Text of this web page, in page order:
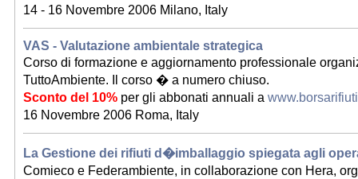
14 - 16 Novembre 2006 Milano, Italy
VAS - Valutazione ambientale strategica
Corso di formazione e aggiornamento professionale
TuttoAmbiente. Il corso � a numero chiuso.
Sconto del 10% per gli abbonati annuali a
16 Novembre 2006 Roma, Italy
La Gestione dei rifiuti d�imballaggio spiegata agli
Comieco e Federambiente, in collaborazione con Hera,